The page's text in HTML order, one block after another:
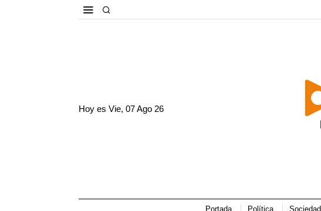
Hoy esVie, 07 Ago 26
Portada Política Sociedad